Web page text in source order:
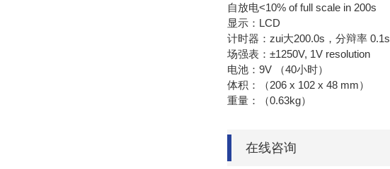
自放电<10% of full scale in 200s
显示：LCD
计时器：zui大200.0s，分辩率 0.1s
场强表：±1250V, 1V resolution
电池：9V （40小时）
体积：（206 x 102 x 48 mm）
重量：（0.63kg）
在线咨询